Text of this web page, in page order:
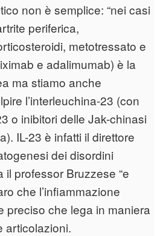
non è semplice: “nei casi
periferica,
metotressato e
e adalimumab) è la
ma stiamo anche
l’interleuchina-23 (con
o inibitori delle Jak-chinasi
IL-23 è infatti il direttore
dei disordini
il professor Bruzzese “e
che l’infiammazione
preciso che lega in maniera
articolazioni.